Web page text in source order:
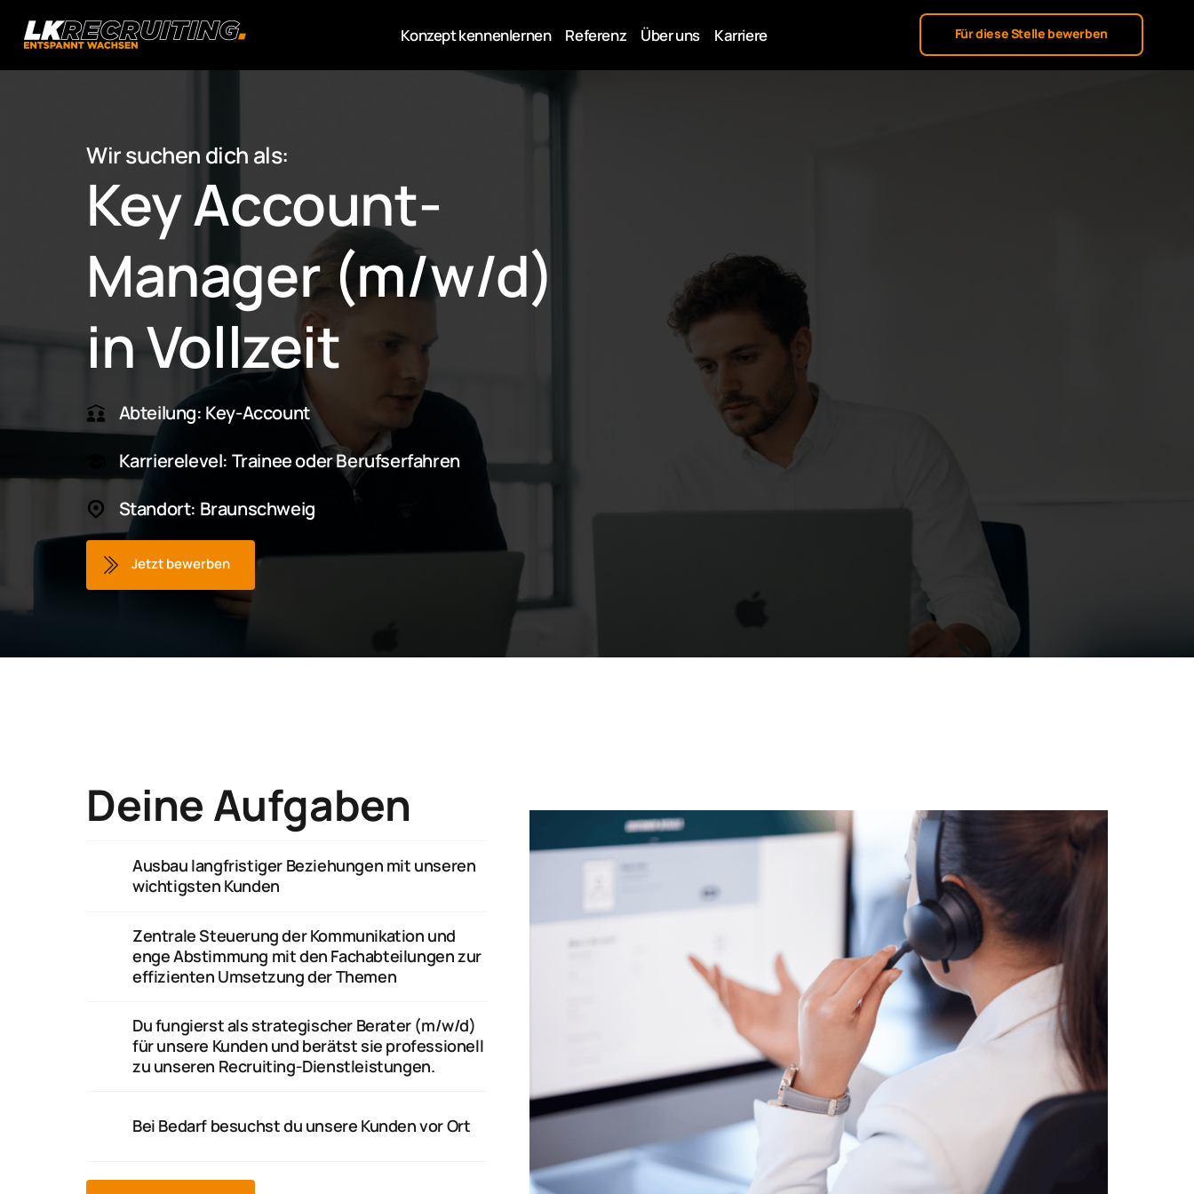
Konzept kennenlernen Referenz Über uns Karriere Für diese Stelle bewerben
Wir suchen dich als:
Key Account-
Manager (m/w/d)
in Vollzeit
Abteilung: Key-Account
Karrierelevel: Trainee oder Berufserfahren
Standort: Braunschweig
Jetzt bewerben
Deine Aufgaben
Ausbau langfristiger Beziehungen mit unseren
wichtigsten Kunden
Zentrale Steuerung der Kommunikation und
enge Abstimmung mit den Fachabteilungen zur
effizienten Umsetzung der Themen
Du fungierst als strategischer Berater (m/w/d)
für unsere Kunden und berätst sie professionell
zu unseren Recruiting-Dienstleistungen.
Bei Bedarf besuchst du unsere Kunden vor Ort